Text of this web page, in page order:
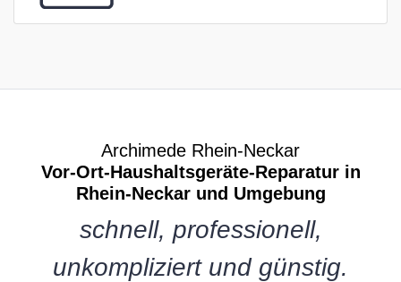
Archimede Rhein-Neckar
Vor-Ort-Haushaltsgeräte-Reparatur in
Rhein-Neckar und Umgebung
schnell, professionell,
unkompliziert und günstig.